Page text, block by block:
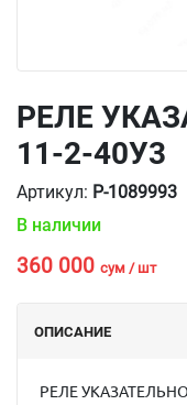
РЕЛЕ
11-2-40У3
Артикул: P-1089993
В наличии
360 000 сум / шт
ОПИСАНИЕ
РЕЛЕ